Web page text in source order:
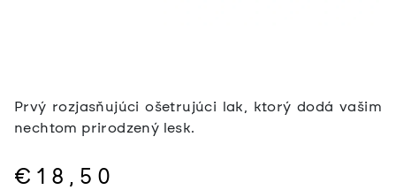
Prvý rozjasňujúci ošetrujúci lak, ktorý dodá vašim
nechtom prirodzený lesk.
€18,50